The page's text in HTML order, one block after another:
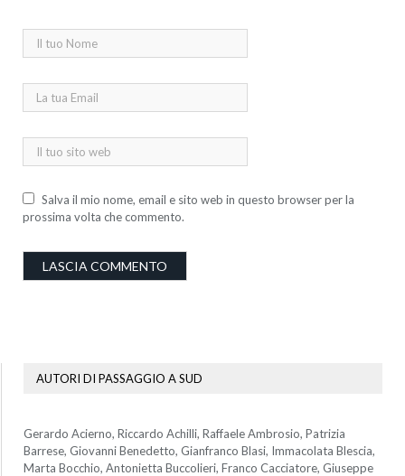
Salva il mio nome, email e sito web in questo browser per la
prossima volta che commento.
AUTORI DI PASSAGGIO A SUD
Gerardo Acierno, Riccardo Achilli, Raffaele Ambrosio, Patrizia
Barrese, Giovanni Benedetto, Gianfranco Blasi, Immacolata Blescia,
Marta Bocchio, Antonietta Buccolieri, Franco Cacciatore, Giuseppe